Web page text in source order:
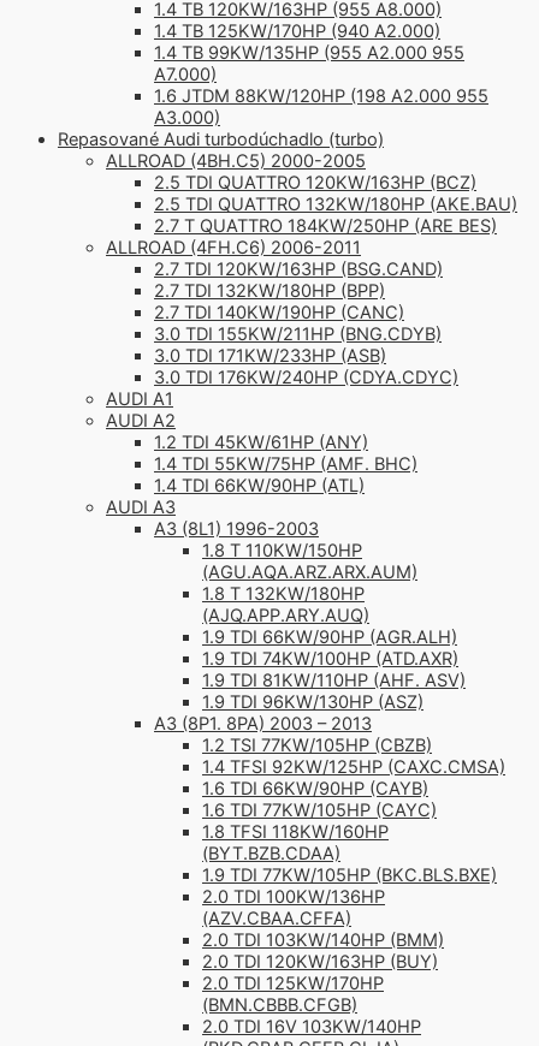
1.4 TB 120KW/163HP (955 A8.000)
1.4 TB 125KW/170HP (940 A2.000)
1.4 TB 99KW/135HP (955 A2.000 955
A7.000)
1.6 JTDM 88KW/120HP (198 A2.000 955
A3.000)
Repasované Audi turbodúchadlo (turbo)
ALLROAD (4BH.C5) 2000-2005
2.5 TDI QUATTRO 120KW/163HP (BCZ)
2.5 TDI QUATTRO 132KW/180HP (AKE.BAU)
2.7 T QUATTRO 184KW/250HP (ARE BES)
ALLROAD (4FH.C6) 2006-2011
2.7 TDI 120KW/163HP (BSG.CAND)
2.7 TDI 132KW/180HP (BPP)
2.7 TDI 140KW/190HP (CANC)
3.0 TDI 155KW/211HP (BNG.CDYB)
3.0 TDI 171KW/233HP (ASB)
3.0 TDI 176KW/240HP (CDYA.CDYC)
AUDI A1
AUDI A2
1.2 TDI 45KW/61HP (ANY)
1.4 TDI 55KW/75HP (AMF. BHC)
1.4 TDI 66KW/90HP (ATL)
AUDI A3
A3 (8L1) 1996-2003
1.8 T 110KW/150HP
(AGU.AQA.ARZ.ARX.AUM)
1.8 T 132KW/180HP
(AJQ.APP.ARY.AUQ)
1.9 TDI 66KW/90HP (AGR.ALH)
1.9 TDI 74KW/100HP (ATD.AXR)
1.9 TDI 81KW/110HP (AHF. ASV)
1.9 TDI 96KW/130HP (ASZ)
A3 (8P1. 8PA) 2003 – 2013
1.2 TSI 77KW/105HP (CBZB)
1.4 TFSI 92KW/125HP (CAXC.CMSA)
1.6 TDI 66KW/90HP (CAYB)
1.6 TDI 77KW/105HP (CAYC)
1.8 TFSI 118KW/160HP
(BYT.BZB.CDAA)
1.9 TDI 77KW/105HP (BKC.BLS.BXE)
2.0 TDI 100KW/136HP
(AZV.CBAA.CFFA)
2.0 TDI 103KW/140HP (BMM)
2.0 TDI 120KW/163HP (BUY)
2.0 TDI 125KW/170HP
(BMN.CBBB.CFGB)
2.0 TDI 16V 103KW/140HP